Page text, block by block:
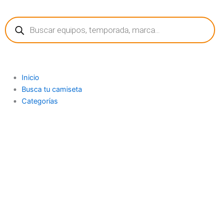
contenido
Búsqueda
de
productos
Inicio
Busca tu camiseta
Categorías